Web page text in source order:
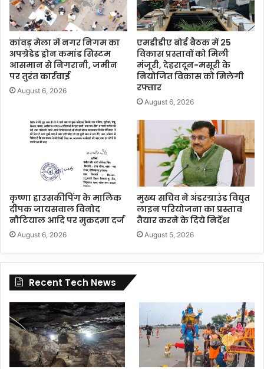
कांवड़ मेला में नगर निगम का
अपग्रेडेड ड्रोन कमांड सिस्टम
आसमान से निगरानी, जमीन
पर तुरंत कार्रवाई
August 6, 2026
एमडीडीए बोर्ड बैठक में 25
विकास प्रस्तावों को मिली
मंजूरी, देहरादून-मसूरी के
नियोजित विकास को मिलेगी
रफ्तार
August 6, 2026
कृष्णा हाउसकीपिंग के मालिक
दीपक जायसवाल विनोद
नौटियाल आदि पर मुकदमा दर्ज
August 6, 2026
मुख्य सचिव ने अंडरग्राउंड विद्युत
लाइन परियोजना का प्रस्ताव
तैयार करने के दिये निर्देश
August 5, 2026
Recent Tech News